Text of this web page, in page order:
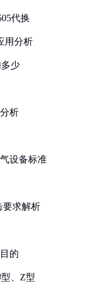
代换
用分析
少
析
设备标准
要求解析
的
、Z型